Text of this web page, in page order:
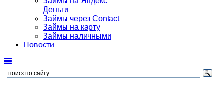
Деньги
Займы через Contact
Займы на карту
Займы наличными
Новости